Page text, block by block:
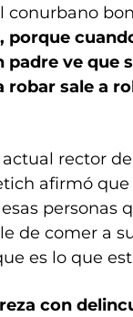
conurbano
porque
padre ve que
sale a
actual rector
afirmó que
personas
de comer a
es lo que
con